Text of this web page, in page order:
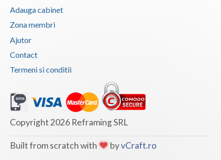
Adauga cabinet
Zona membri
Ajutor
Contact
Termeni si conditii
Copyright 2026 Reframing SRL
Built from scratch with byvCraft.ro